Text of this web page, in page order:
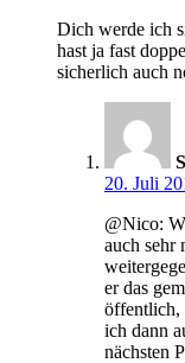
Dich werde ich
hast ja fast
sicherlich auch
20. Juli
@Nico:
auch sehr
er das
öffentlich,
ich dann
nächsten